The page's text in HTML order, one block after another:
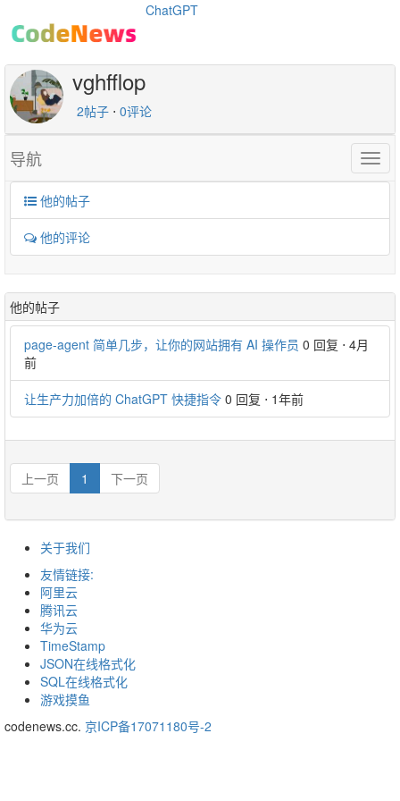
ChatGPT
vghfflop
2帖子 ⋅ 0评论
导航
他的帖子
他的评论
他的帖子
page-agent 简单几步，让你的网站拥有 AI 操作员 0 回复 ⋅ 4月
前
让生产力加倍的 ChatGPT 快捷指令 0 回复 ⋅ 1年前
上一页 1 下一页
关于我们
友情链接:
阿里云
腾讯云
华为云
TimeStamp
JSON在线格式化
SQL在线格式化
游戏摸鱼
codenews.cc. 京ICP备17071180号-2